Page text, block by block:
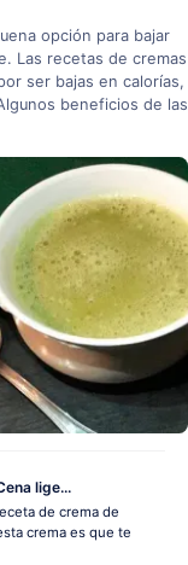
opción para bajar
Las recetas de cremas
ser bajas en calorías,
beneficios de las
lige...
de crema de
crema es que te